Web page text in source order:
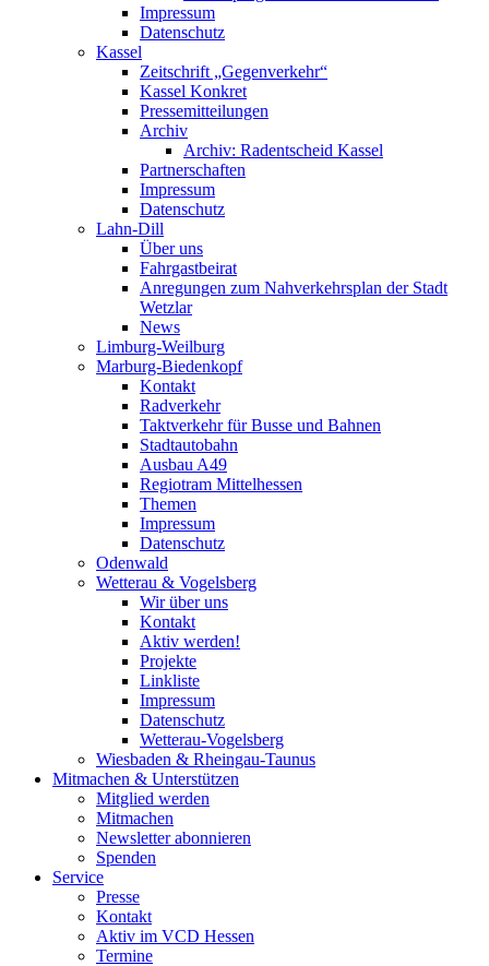
Impressum
Datenschutz
Kassel
Zeitschrift „Gegenverkehr“
Kassel Konkret
Pressemitteilungen
Archiv
Archiv: Radentscheid Kassel
Partnerschaften
Impressum
Datenschutz
Lahn-Dill
Über uns
Fahrgastbeirat
Anregungen zum Nahverkehrsplan der Stadt
Wetzlar
News
Limburg-Weilburg
Marburg-Biedenkopf
Kontakt
Radverkehr
Taktverkehr für Busse und Bahnen
Stadtautobahn
Ausbau A49
Regiotram Mittelhessen
Themen
Impressum
Datenschutz
Odenwald
Wetterau & Vogelsberg
Wir über uns
Kontakt
Aktiv werden!
Projekte
Linkliste
Impressum
Datenschutz
Wetterau-Vogelsberg
Wiesbaden & Rheingau-Taunus
Mitmachen & Unterstützen
Mitglied werden
Mitmachen
Newsletter abonnieren
Spenden
Service
Presse
Kontakt
Aktiv im VCD Hessen
Termine